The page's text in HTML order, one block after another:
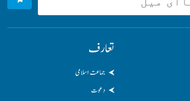
تعارف
جماعت اسلامی
دعوت